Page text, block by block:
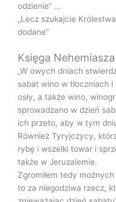
odzienie” …
„Lecz szukajcie
dodane”
Księga
„W owych dniach
sabat wino w tłoczniach
osły, a także wino,
sprowadzano w dzień
ich przeto, aby w tym
Również Tyryjczycy,
rybę i wszelki towar i
także w Jeruzalemie.
Zgromiłem tedy
to za niegodziwa rzecz,